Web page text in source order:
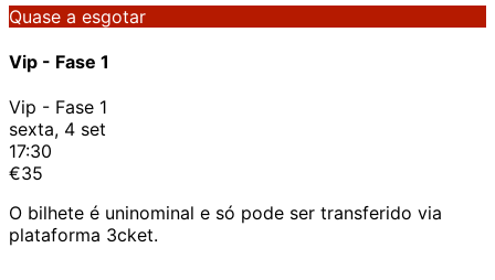
Quase a esgotar
Vip - Fase 1
Vip - Fase 1
sexta, 4 set
17:30
€35
O bilhete é uninominal e só pode ser transferido via
plataforma 3cket.